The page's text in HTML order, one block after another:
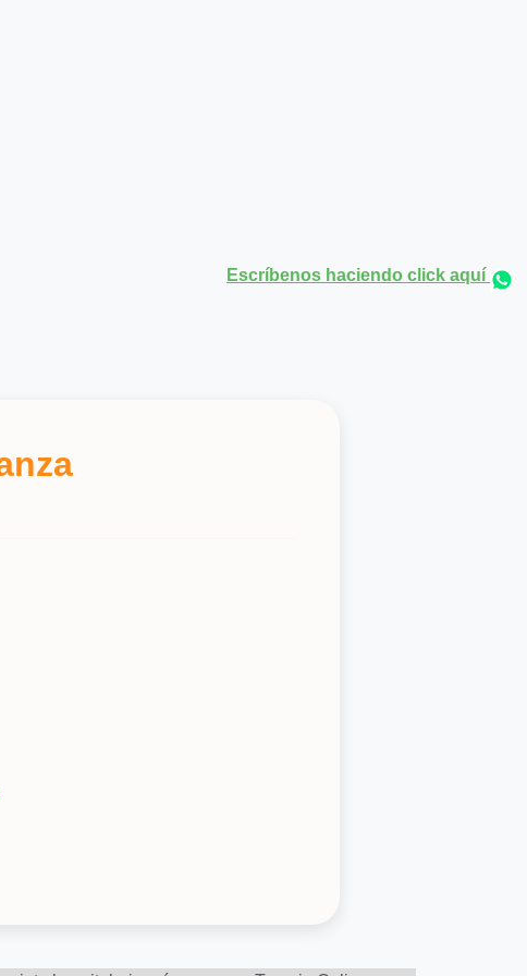
Escríbenos haciendo click aquí